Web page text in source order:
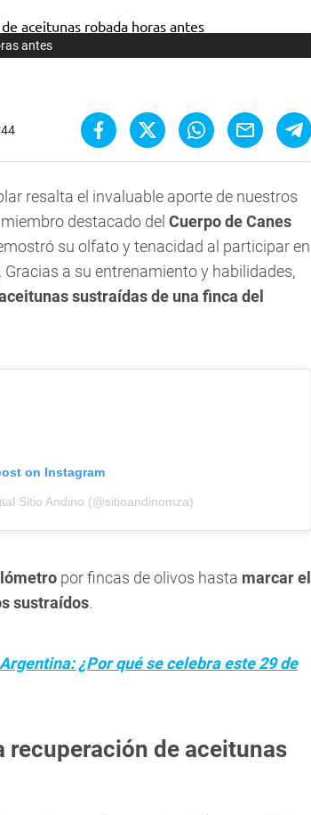
antes
resalta el invaluable aporte de nuestros
miembro destacado del Cuerpo de Canes
su olfato y tenacidad al participar en
. Gracias a su entrenamiento y habilidades,
sustraídas de una finca del
on Instagram
Sitio Andino (@sitioandinomza)
por fincas de olivos hasta marcar el
sustraídos.
¿Por qué se celebra este 29 de
recuperación de aceitunas